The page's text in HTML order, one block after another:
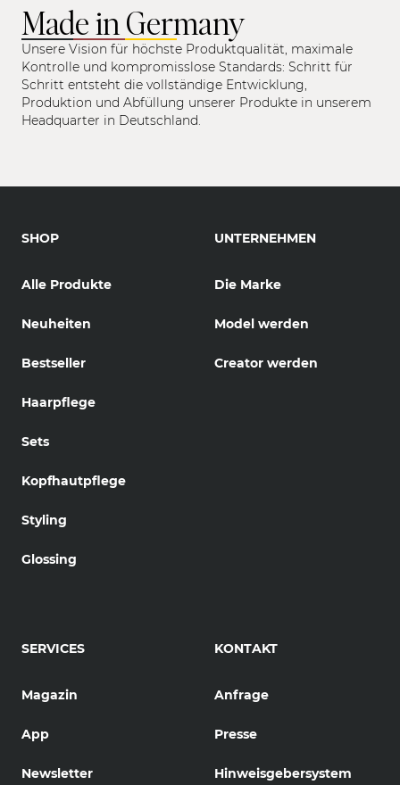
Made in Germany
Unsere Vision für höchste Produktqualität, maximale
Kontrolle und kompromisslose Standards: Schritt für
Schritt entsteht die vollständige Entwicklung,
Produktion und Abfüllung unserer Produkte in unserem
Headquarter in Deutschland.
SHOP
Alle Produkte
Neuheiten
Bestseller
Haarpflege
Sets
Kopfhautpflege
Styling
Glossing
UNTERNEHMEN
Die Marke
Model werden
Creator werden
SERVICES
Magazin
App
Newsletter
KONTAKT
Anfrage
Presse
Hinweisgebersystem